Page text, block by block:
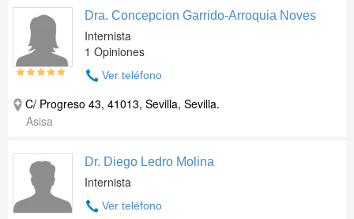
Dra. Concepcion Garrido-Arroquia Noves
Internista
1 Opiniones
Ver teléfono
C/ Progreso 43, 41013, Sevilla, Sevilla.
Asisa
Dr. Diego Ledro Molina
Internista
Ver teléfono